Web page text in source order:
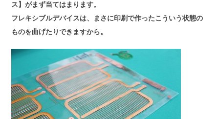
ス】がまず当てはまります。
フレキシブルデバイスは、まさに印刷で作ったこういう状態の
ものを曲げたりできますから。